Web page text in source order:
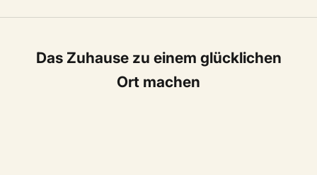
Das Zuhause zu einem glücklichen
Ort machen